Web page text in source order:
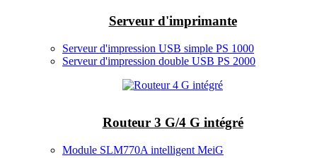
Serveur d'imprimante
Serveur d'impression USB simple PS 1000
Serveur d'impression double USB PS 2000
Routeur 3 G/4 G intégré
Module SLM770A intelligent MeiG